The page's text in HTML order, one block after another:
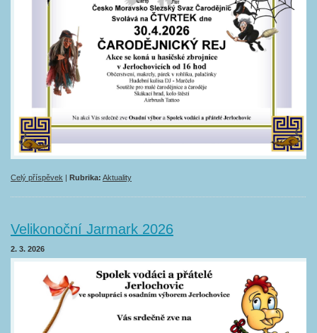
Celý příspěvek | Rubrika: Aktuality
Velikonoční Jarmark 2026
2. 3. 2026